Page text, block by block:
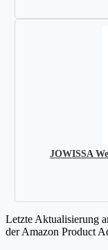
JOWISSA
Letzte Aktualisierung
der Amazon Product